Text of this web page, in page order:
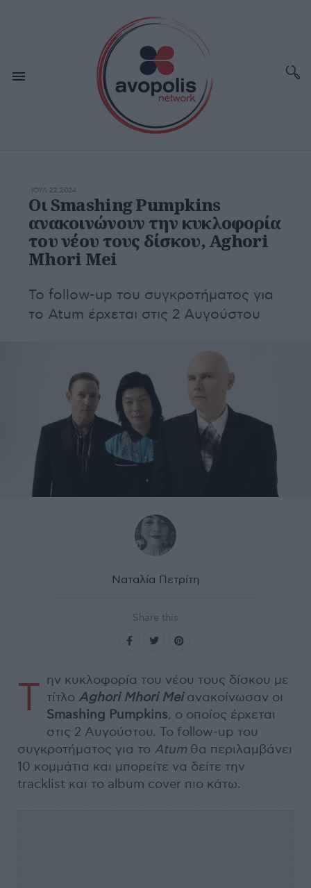
ΙΟΥΛ 22,2024
Οι Smashing Pumpkins
ανακοινώνουν την κυκλοφορία
του νέου τους δίσκου, Aghori
Mhori Mei
Το follow-up του συγκροτήματος για
το Atum έρχεται στις 2 Αυγούστου
Ναταλία Πετρίτη
Share this
Τ ην κυκλοφορία του νέου τους δίσκου με
τίτλο Aghori Mhori Meiανακοίνωσαν οι
Smashing Pumpkins, ο οποίος έρχεται
στις 2 Αυγούστου. Το follow-up του
συγκροτήματος για το Atum θα περιλαμβάνει
10 κομμάτια και μπορείτε να δείτε την
tracklist και το album cover πιο κάτω.